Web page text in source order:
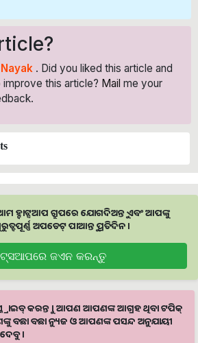
. Did you liked this article and
this article? Mail me your
ହ୍ବାଟ୍ସଆପ ଗ୍ରୁପରେ ଯୋଗଦିଅନ୍ତୁ ଏବଂ ଆପଙ୍କୁ
ଅପଡେଟ୍‌ ପାଆନ୍ତୁ ପ୍ରତିଦିନ ।
ଜଏନ କରନ୍ତୁ
କରନ୍ତୁ । ଆପଣ ଆପଣଙ୍କ ଆଗ୍ରହ ଥିବା ଟପିକ୍‌
ବଛା ବଛା ନ୍ୟୁଜ ଓ ଆପଣଙ୍କ ପସନ୍ଦ ଅନୁଯାୟୀ
।